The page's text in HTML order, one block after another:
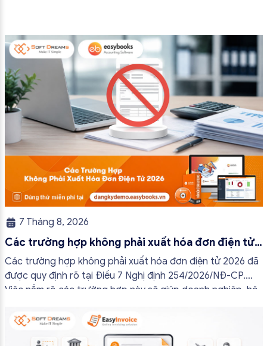
7 Tháng 8, 2026
Các trường hợp không phải xuất hóa đơn điện tử
2026
Các trường hợp không phải xuất hóa đơn điện tử 2026 đã
được quy định rõ tại Điều 7 Nghị định 254/2026/NĐ-CP.
Việc nắm rõ các trường hợp này sẽ giúp doanh nghiệp, hộ
tránh lập hóa đơn không cần thiết hoặc áp […]